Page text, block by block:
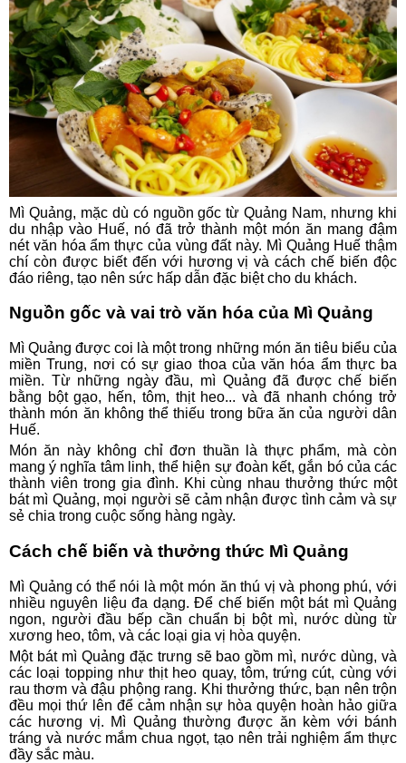
Mì Quảng, mặc dù có nguồn gốc từ Quảng Nam, nhưng khi
du nhập vào Huế, nó đã trở thành một món ăn mang đậm
nét văn hóa ẩm thực của vùng đất này. Mì Quảng Huế thậm
chí còn được biết đến với hương vị và cách chế biến độc
đáo riêng, tạo nên sức hấp dẫn đặc biệt cho du khách.
Nguồn gốc và vai trò văn hóa của Mì Quảng
Mì Quảng được coi là một trong những món ăn tiêu biểu của
miền Trung, nơi có sự giao thoa của văn hóa ẩm thực ba
miền. Từ những ngày đầu, mì Quảng đã được chế biến
bằng bột gạo, hến, tôm, thịt heo... và đã nhanh chóng trở
thành món ăn không thể thiếu trong bữa ăn của người dân
Huế.
Món ăn này không chỉ đơn thuần là thực phẩm, mà còn
mang ý nghĩa tâm linh, thể hiện sự đoàn kết, gắn bó của các
thành viên trong gia đình. Khi cùng nhau thưởng thức một
bát mì Quảng, mọi người sẽ cảm nhận được tình cảm và sự
sẻ chia trong cuộc sống hàng ngày.
Cách chế biến và thưởng thức Mì Quảng
Mì Quảng có thể nói là một món ăn thú vị và phong phú, với
nhiều nguyên liệu đa dạng. Để chế biến một bát mì Quảng
ngon, người đầu bếp cần chuẩn bị bột mì, nước dùng từ
xương heo, tôm, và các loại gia vị hòa quyện.
Một bát mì Quảng đặc trưng sẽ bao gồm mì, nước dùng, và
các loại topping như thịt heo quay, tôm, trứng cút, cùng với
rau thơm và đậu phộng rang. Khi thưởng thức, bạn nên trộn
đều mọi thứ lên để cảm nhận sự hòa quyện hoàn hảo giữa
các hương vị. Mì Quảng thường được ăn kèm với bánh
tráng và nước mắm chua ngọt, tạo nên trải nghiệm ẩm thực
đầy sắc màu.